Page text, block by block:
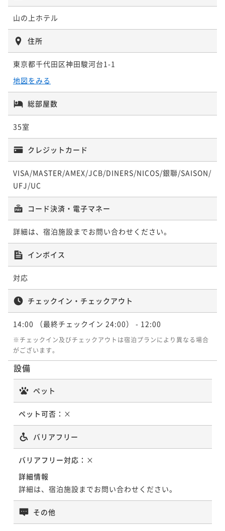
山の上ホテル
住所
東京都千代田区神田駿河台1-1
地図をみる
総部屋数
35室
クレジットカード
VISA/MASTER/AMEX/JCB/DINERS/NICOS/銀聯/SAISON/
UFJ/UC
コード決済・電子マネー
詳細は、宿泊施設までお問い合わせください。
インボイス
対応
チェックイン・チェックアウト
14:00 （最終チェックイン 24:00） - 12:00
※チェックイン及びチェックアウトは宿泊プランにより異なる場合
がございます。
設備
ペット
ペット可否： ×
バリアフリー
バリアフリー対応： ×
詳細情報
詳細は、宿泊施設までお問い合わせください。
その他